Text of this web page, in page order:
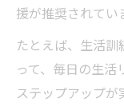
援が推奨されてい
たとえば、生活
って、毎日の生
ステップアップ